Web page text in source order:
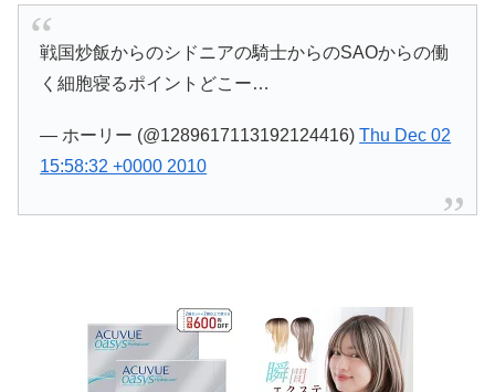
戦国炒飯からのシドニアの騎士からのSAOからの働
く細胞寝るポイントどこー…
— ホーリー (@1289617113192124416)Thu Dec 02
15:58:32 +0000 2010